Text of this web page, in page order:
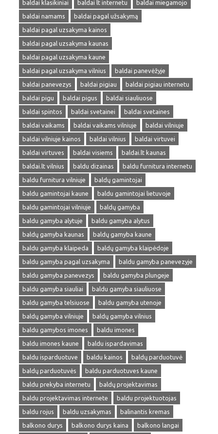
baldai klasikiniai baldai lt internetu
baldai miegamojo
baldai namams
baldai pagal užsakymą
baldai pagal uzsakyma kainos
baldai pagal uzsakyma kaunas
baldai pagal uzsakyma kaune
baldai pagal uzsakyma vilnius
baldai panevėžyje
baldai panevezys
baldai pigiau
baldai pigiau internetu
baldai pigu
baldai pigus
baldai siauliuose
baldai spintos
baldai svetainei
baldai svetaines
baldai vaikams
baldai vaikams vilniuje
baldai vilniuje
baldai vilniuje kainos
baldai vilnius
baldai virtuvei
baldai virtuves
baldai visiems
baldai.lt kaunas
baldai.lt vilnius
baldu dizainas
baldu furnitura internetu
baldu furnitura vilniuje
baldų gamintojai
baldu gamintojai kaune
baldu gamintojai lietuvoje
baldu gamintojai vilniuje
baldų gamyba
baldu gamyba alytuje
baldu gamyba alytus
baldų gamyba kaunas
baldų gamyba kaune
baldu gamyba klaipeda
baldų gamyba klaipėdoje
baldu gamyba pagal uzsakyma
baldu gamyba panevezyje
baldu gamyba panevezys
baldu gamyba plungeje
baldu gamyba siauliai
baldu gamyba siauliuose
baldu gamyba telsiuose
baldu gamyba utenoje
baldų gamyba vilniuje
baldų gamyba vilnius
baldu gamybos imones
baldu imones
baldu imones kaune
baldu ispardavimas
baldu isparduotuve
baldu kainos
baldų parduotuvė
baldų parduotuvės
baldu parduotuves kaune
baldu prekyba internetu
baldų projektavimas
baldu projektavimas internete
baldu projektuotojas
baldu rojus
baldu uzsakymas
balinantis kremas
balkono durys
balkono durys kaina
balkono langai